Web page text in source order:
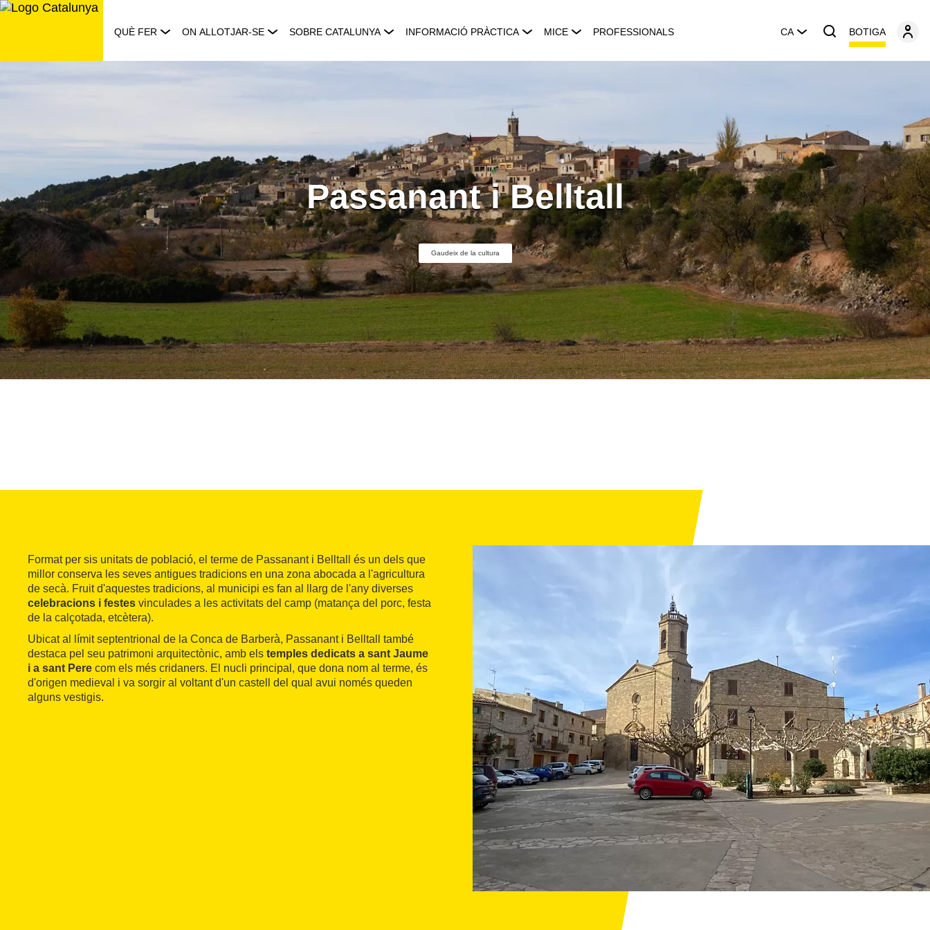
Saltar
QUÈ FER ON ALLOTJAR-SE SOBRE CATALUNYA INFORMACIÓ PRÀCTICA MICE PROFESSIONALS CA BOTIGA
Passanant i Belltall
Gaudeix de la cultura
Format per sis unitats de població, el terme de Passanant i Belltall és un dels que
millor conserva les seves antigues tradicions en una zona abocada a l'agricultura
de secà. Fruit d'aquestes tradicions, al municipi es fan al llarg de l'any diverses
celebracions i festes vinculades a les activitats del camp (matança del porc, festa
de la calçotada, etcètera).
Ubicat al límit septentrional de la Conca de Barberà, Passanant i Belltall també
destaca pel seu patrimoni arquitectònic, amb els temples dedicats a sant Jaume
i a sant Pere com els més cridaners. El nucli principal, que dona nom al terme, és
d'origen medieval i va sorgir al voltant d'un castell del qual avui només queden
alguns vestigis.